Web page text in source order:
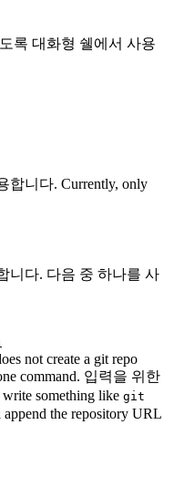
록 대화형 쉘에서 사용
합니다. Currently, only
니다. 다음 중 하나를 사
not create a git repo
command. 입력을 위한
something like git
the repository URL